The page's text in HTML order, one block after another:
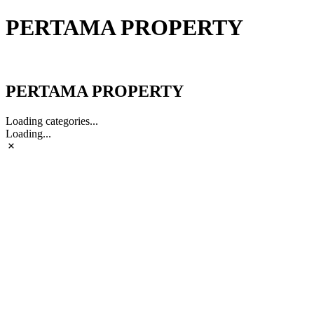
PERTAMA PROPERTY
PERTAMA PROPERTY
Loading categories...
Loading...